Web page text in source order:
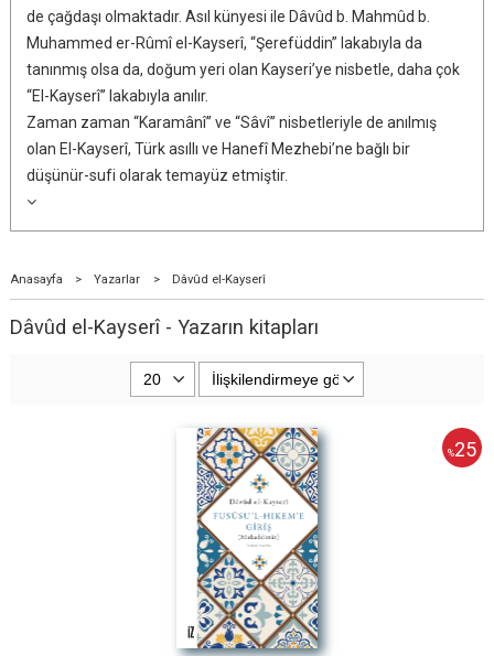
de çağdaşı olmaktadır. Asıl künyesi ile Dâvûd b. Mahmûd b.
Muhammed er-Rûmî el-Kayserî, “Şerefüddin” lakabıyla da
tanınmış olsa da, doğum yeri olan Kayseri’ye nisbetle, daha çok
“El-Kayserî” lakabıyla anılır.
Zaman zaman “Karamânî” ve “Sâvî” nisbetleriyle de anılmış
olan El-Kayserî, Türk asıllı ve Hanefî Mezhebi’ne bağlı bir
düşünür-sufi olarak temayüz etmiştir.
Anasayfa > Yazarlar > Dâvûd el-Kayserî
Dâvûd el-Kayserî - Yazarın kitapları
%25